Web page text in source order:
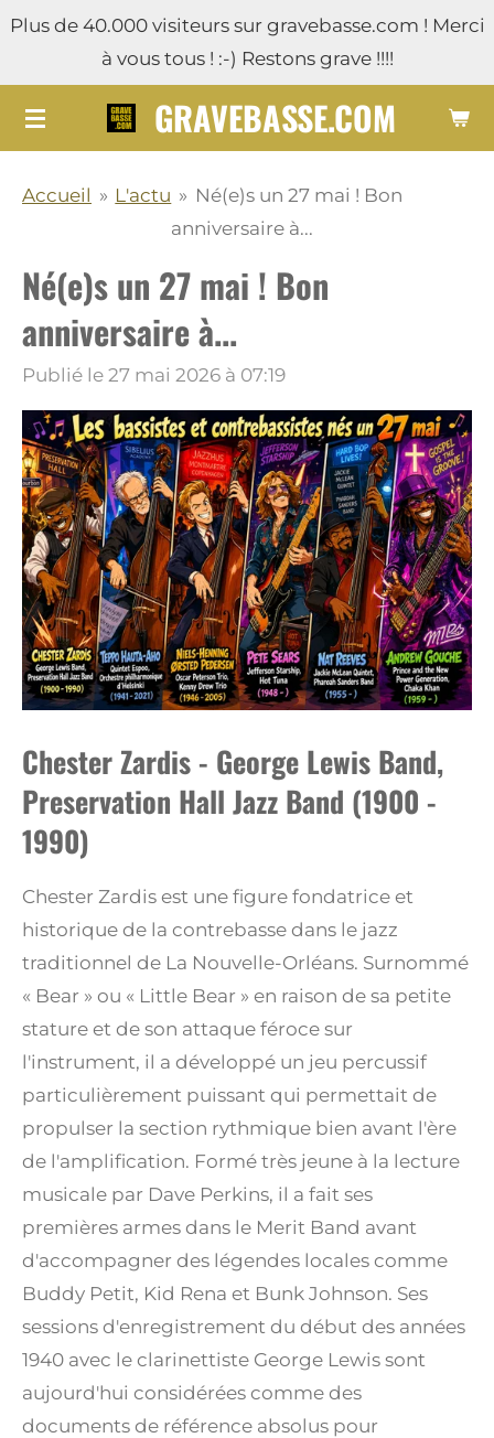
Passer
contenu
principal
GRAVEBASSE.COM
Plus de 40.000 visiteurs sur gravebasse.com ! Merci
à vous tous ! :-) Restons grave !!!!
Accueil » L'actu » Né(e)s un 27 mai ! Bon
anniversaire à...
Né(e)s un 27 mai ! Bon
anniversaire à...
Publié le 27 mai 2026 à 07:19
Chester Zardis - George Lewis Band,
Preservation Hall Jazz Band (1900 -
1990)
Chester Zardis est une figure fondatrice et
historique de la contrebasse dans le jazz
traditionnel de La Nouvelle-Orléans. Surnommé
« Bear » ou « Little Bear » en raison de sa petite
stature et de son attaque féroce sur
l'instrument, il a développé un jeu percussif
particulièrement puissant qui permettait de
propulser la section rythmique bien avant l'ère
de l'amplification. Formé très jeune à la lecture
musicale par Dave Perkins, il a fait ses
premières armes dans le Merit Band avant
d'accompagner des légendes locales comme
Buddy Petit, Kid Rena et Bunk Johnson. Ses
sessions d'enregistrement du début des années
1940 avec le clarinettiste George Lewis sont
aujourd'hui considérées comme des
documents de référence absolus pour